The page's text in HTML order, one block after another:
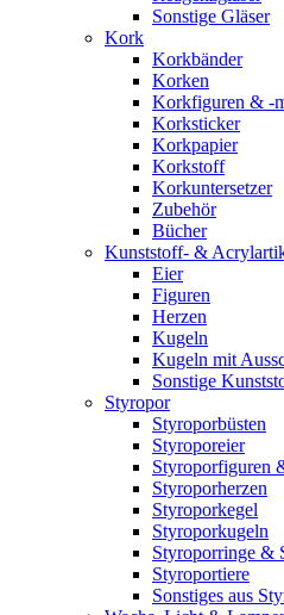
Sonstige Gläser
Kork
Korkbänder
Korken
Korkfiguren & -
Korksticker
Korkpapier
Korkstoff
Korkuntersetzer
Zubehör
Bücher
Kunststoff- &
Eier
Figuren
Herzen
Kugeln
Kugeln mit
Sonstige
Styropor
Styroporbüsten
Styroporeier
Styroporfiguren
Styroporherzen
Styroporkegel
Styroporkugeln
Styroporringe &
Styroportiere
Sonstiges aus